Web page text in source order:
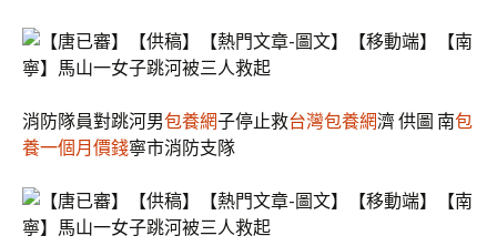
消防隊員對跳河男包養網子停止救台灣包養網濟 供圖 南包
養一個月價錢寧市消防支隊